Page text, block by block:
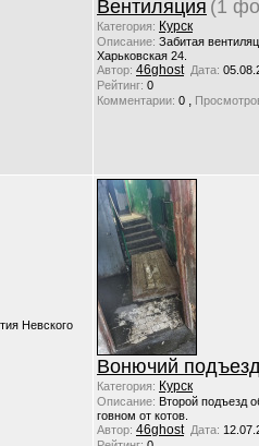
Вентиляция (1
Категория: Курск
Описание: Забитая
Харьковская 24.
Автор: 46ghost Дата:
Рейтинг: 0
Комментарии: 0 ,
Невского
Вонючий
Категория: Курск
Описание: Второй подъезд
говном от котов.
Автор: 46ghost Дата: